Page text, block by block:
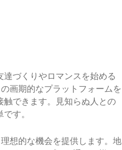
づくりやロマンスを始める
画期的なプラットフォームを
できます。見知らぬ人との
す。
想的な機会を提供します。地